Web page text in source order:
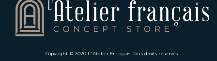
Copyright © 2020 L'Atelier Français . Tous droits réservés.